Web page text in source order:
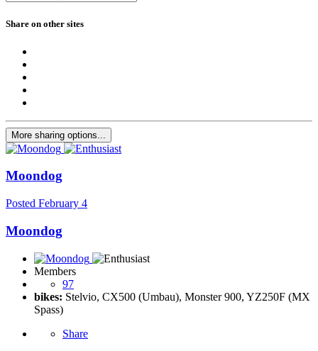
Share on other sites
More sharing options...
Moondog
Posted February 4
Moondog
Members
97
bikes: Stelvio, CX500 (Umbau), Monster 900, YZ250F (MX
Spass)
Share